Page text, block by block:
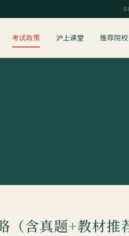
考试政策 沪上课堂 推荐院校
含真题+教材推